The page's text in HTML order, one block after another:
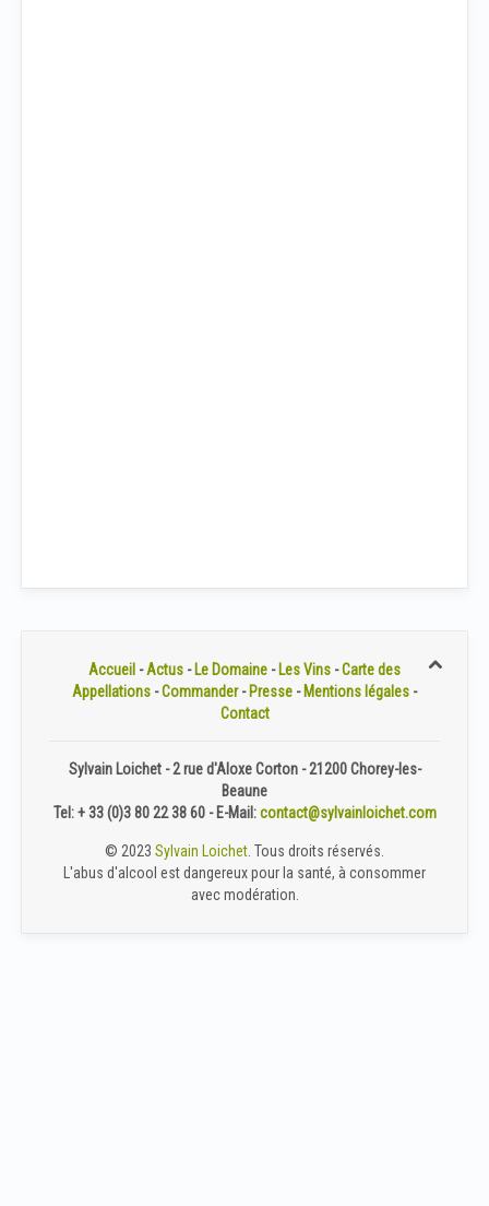
Accueil -Actus - Le Domaine - Les Vins -Carte des
Appellations -Commander- Presse - Mentions légales -
Contact
Sylvain Loichet - 2 rue d'Aloxe Corton - 21200 Chorey-les-
Beaune
Tel: + 33 (0)3 80 22 38 60 - E-Mail:contact@sylvainloichet.com
© 2023 Sylvain Loichet. Tous droits réservés.
L'abus d'alcool est dangereux pour la santé, à consommer
avec modération.